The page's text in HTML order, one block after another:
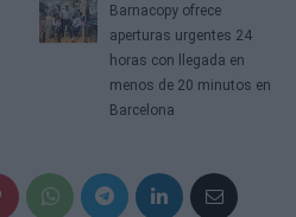
Barnacopy ofrece
aperturas urgentes 24
horas con llegada en
menos de 20 minutos en
Barcelona